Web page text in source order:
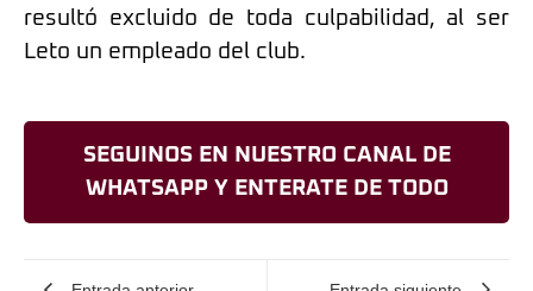
resultó excluido de toda culpabilidad, al ser
Leto un empleado del club.
SEGUINOS EN NUESTRO CANAL DE
WHATSAPP Y ENTERATE DE TODO